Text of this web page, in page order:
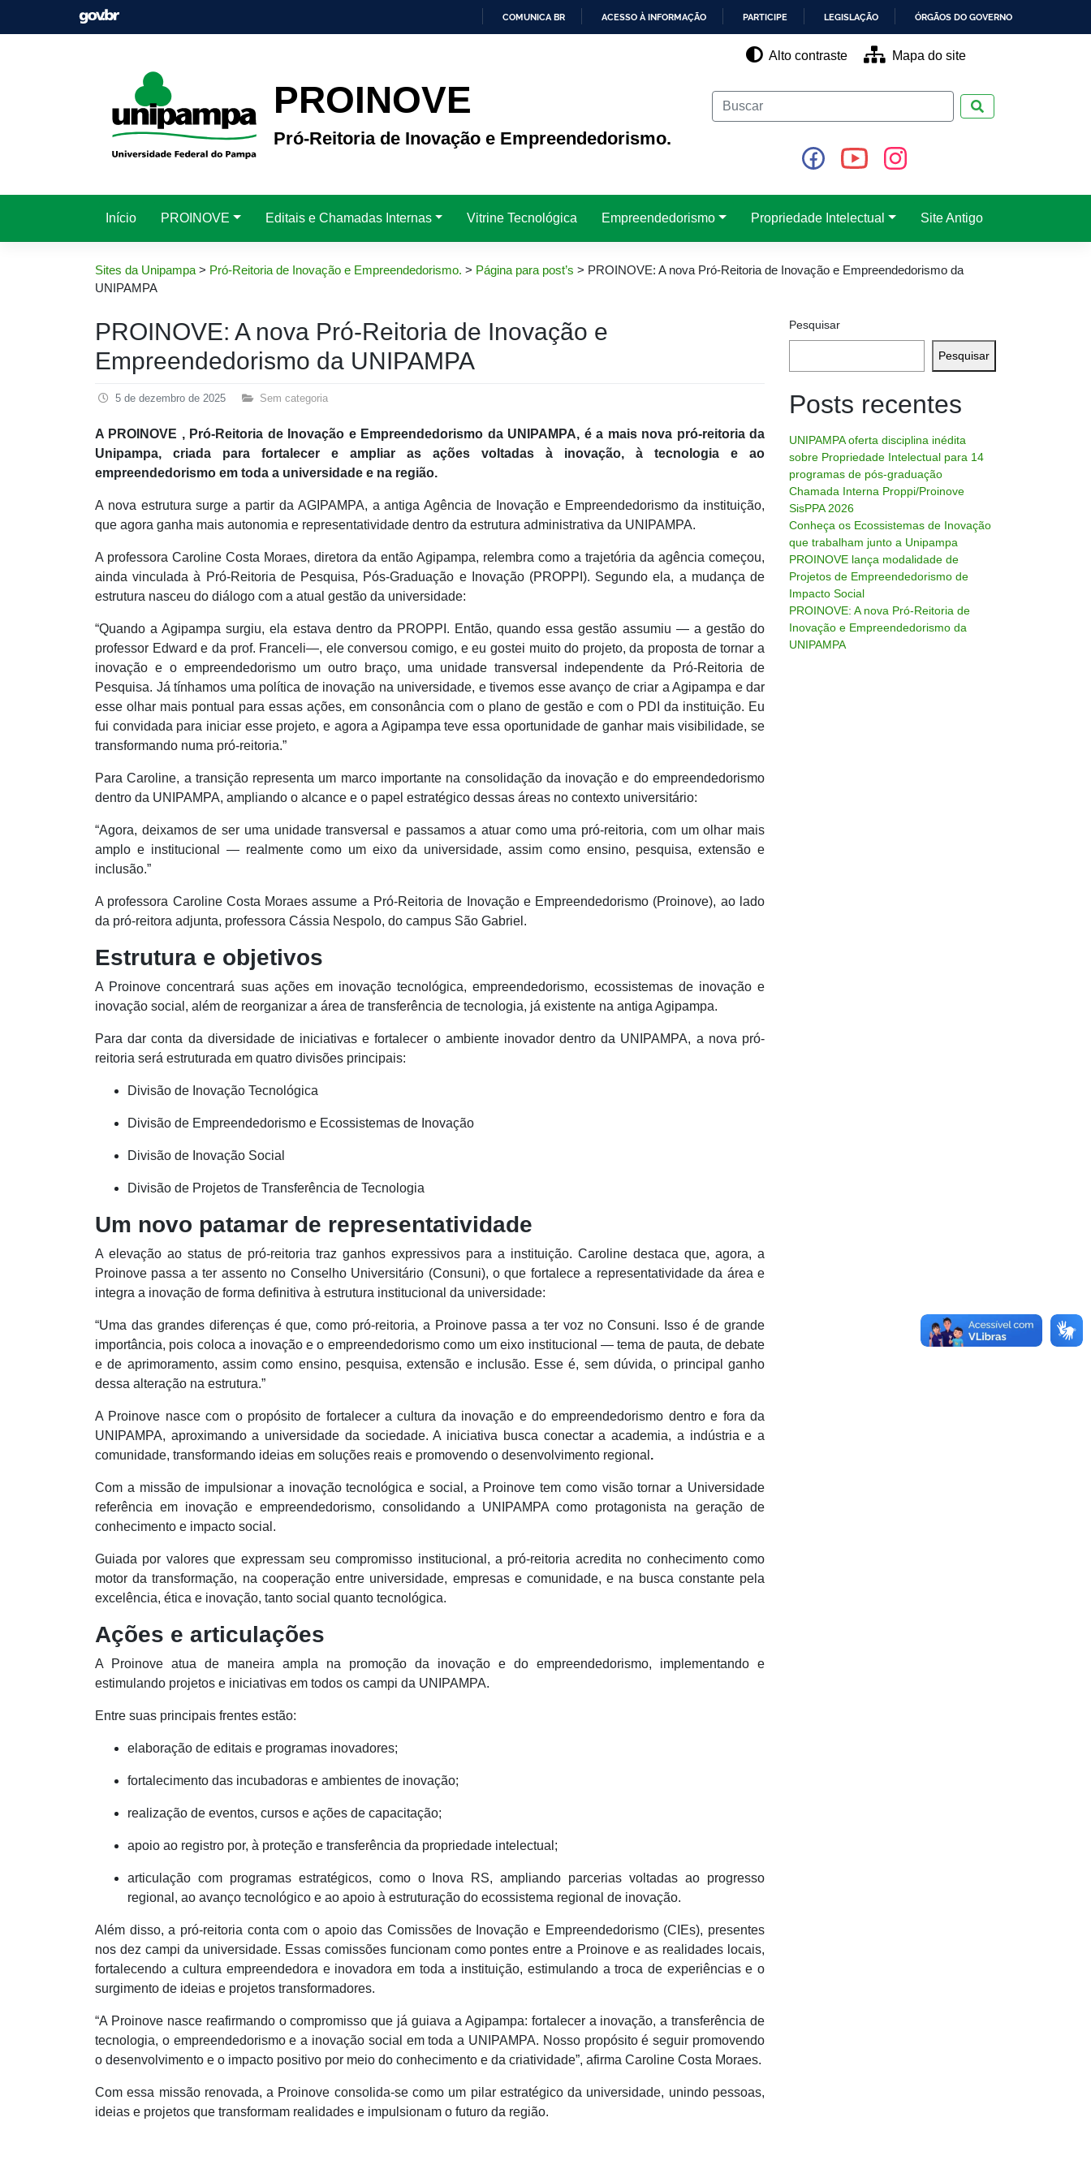
COMUNICA BR ACESSO À INFORMAÇÃO PARTICIPE LEGISLAÇÃO ÓRGÃOS DO GOVERNO
PROINOVE
Pró-Reitoria de Inovação e Empreendedorismo.
Alto contraste Mapa do site
Início PROINOVE Editais e Chamadas Internas Vitrine Tecnológica Empreendedorismo Propriedade Intelectual Site Antigo
Sites da Unipampa> Pró-Reitoria de Inovação e Empreendedorismo. > Página para post’s > PROINOVE: A nova Pró-Reitoria de Inovação e Empreendedorismo da
UNIPAMPA
PROINOVE: A nova Pró-Reitoria de Inovação e
Empreendedorismo da UNIPAMPA
5 de dezembro de 2025 Sem categoria
A PROINOVE , Pró-Reitoria de Inovação e Empreendedorismo da UNIPAMPA, é a mais nova pró-reitoria da
Unipampa, criada para fortalecer e ampliar as ações voltadas à inovação, à tecnologia e ao
empreendedorismo em toda a universidade e na região.
A nova estrutura surge a partir da AGIPAMPA, a antiga Agência de Inovação e Empreendedorismo da instituição,
que agora ganha mais autonomia e representatividade dentro da estrutura administrativa da UNIPAMPA.
A professora Caroline Costa Moraes, diretora da então Agipampa, relembra como a trajetória da agência começou,
ainda vinculada à Pró-Reitoria de Pesquisa, Pós-Graduação e Inovação (PROPPI). Segundo ela, a mudança de
estrutura nasceu do diálogo com a atual gestão da universidade:
“Quando a Agipampa surgiu, ela estava dentro da PROPPI. Então, quando essa gestão assumiu — a gestão do
professor Edward e da prof. Franceli—, ele conversou comigo, e eu gostei muito do projeto, da proposta de tornar a
inovação e o empreendedorismo um outro braço, uma unidade transversal independente da Pró-Reitoria de
Pesquisa. Já tínhamos uma política de inovação na universidade, e tivemos esse avanço de criar a Agipampa e dar
esse olhar mais pontual para essas ações, em consonância com o plano de gestão e com o PDI da instituição. Eu
fui convidada para iniciar esse projeto, e agora a Agipampa teve essa oportunidade de ganhar mais visibilidade, se
transformando numa pró-reitoria.”
Para Caroline, a transição representa um marco importante na consolidação da inovação e do empreendedorismo
dentro da UNIPAMPA, ampliando o alcance e o papel estratégico dessas áreas no contexto universitário:
“Agora, deixamos de ser uma unidade transversal e passamos a atuar como uma pró-reitoria, com um olhar mais
amplo e institucional — realmente como um eixo da universidade, assim como ensino, pesquisa, extensão e
inclusão.”
A professora Caroline Costa Moraes assume a Pró-Reitoria de Inovação e Empreendedorismo (Proinove), ao lado
da pró-reitora adjunta, professora Cássia Nespolo, do campus São Gabriel.
Estrutura e objetivos
A Proinove concentrará suas ações em inovação tecnológica, empreendedorismo, ecossistemas de inovação e
inovação social, além de reorganizar a área de transferência de tecnologia, já existente na antiga Agipampa.
Para dar conta da diversidade de iniciativas e fortalecer o ambiente inovador dentro da UNIPAMPA, a nova pró-
reitoria será estruturada em quatro divisões principais:
Divisão de Inovação Tecnológica
Divisão de Empreendedorismo e Ecossistemas de Inovação
Divisão de Inovação Social
Divisão de Projetos de Transferência de Tecnologia
Um novo patamar de representatividade
A elevação ao status de pró-reitoria traz ganhos expressivos para a instituição. Caroline destaca que, agora, a
Proinove passa a ter assento no Conselho Universitário (Consuni), o que fortalece a representatividade da área e
integra a inovação de forma definitiva à estrutura institucional da universidade:
“Uma das grandes diferenças é que, como pró-reitoria, a Proinove passa a ter voz no Consuni. Isso é de grande
importância, pois coloca a inovação e o empreendedorismo como um eixo institucional — tema de pauta, de debate
e de aprimoramento, assim como ensino, pesquisa, extensão e inclusão. Esse é, sem dúvida, o principal ganho
dessa alteração na estrutura.”
A Proinove nasce com o propósito de fortalecer a cultura da inovação e do empreendedorismo dentro e fora da
UNIPAMPA, aproximando a universidade da sociedade. A iniciativa busca conectar a academia, a indústria e a
comunidade, transformando ideias em soluções reais e promovendo o desenvolvimento regional .
Com a missão de impulsionar a inovação tecnológica e social, a Proinove tem como visão tornar a Universidade
referência em inovação e empreendedorismo, consolidando a UNIPAMPA como protagonista na geração de
conhecimento e impacto social.
Guiada por valores que expressam seu compromisso institucional, a pró-reitoria acredita no conhecimento como
motor da transformação, na cooperação entre universidade, empresas e comunidade, e na busca constante pela
excelência, ética e inovação, tanto social quanto tecnológica.
Ações e articulações
A Proinove atua de maneira ampla na promoção da inovação e do empreendedorismo, implementando e
estimulando projetos e iniciativas em todos os campi da UNIPAMPA.
Entre suas principais frentes estão:
elaboração de editais e programas inovadores;
fortalecimento das incubadoras e ambientes de inovação;
realização de eventos, cursos e ações de capacitação;
apoio ao registro por, à proteção e transferência da propriedade intelectual;
articulação com programas estratégicos, como o Inova RS, ampliando parcerias voltadas ao progresso
regional, ao avanço tecnológico e ao apoio à estruturação do ecossistema regional de inovação.
Além disso, a pró-reitoria conta com o apoio das Comissões de Inovação e Empreendedorismo (CIEs), presentes
nos dez campi da universidade. Essas comissões funcionam como pontes entre a Proinove e as realidades locais,
fortalecendo a cultura empreendedora e inovadora em toda a instituição, estimulando a troca de experiências e o
surgimento de ideias e projetos transformadores.
“A Proinove nasce reafirmando o compromisso que já guiava a Agipampa: fortalecer a inovação, a transferência de
tecnologia, o empreendedorismo e a inovação social em toda a UNIPAMPA. Nosso propósito é seguir promovendo
o desenvolvimento e o impacto positivo por meio do conhecimento e da criatividade”, afirma Caroline Costa Moraes.
Com essa missão renovada, a Proinove consolida-se como um pilar estratégico da universidade, unindo pessoas,
ideias e projetos que transformam realidades e impulsionam o futuro da região.
Pesquisar
Pesquisar
Posts recentes
UNIPAMPA oferta disciplina inédita
sobre Propriedade Intelectual para 14
programas de pós-graduação
Chamada Interna Proppi/Proinove
SisPPA 2026
Conheça os Ecossistemas de Inovação
que trabalham junto a Unipampa
PROINOVE lança modalidade de
Projetos de Empreendedorismo de
Impacto Social
PROINOVE: A nova Pró-Reitoria de
Inovação e Empreendedorismo da
UNIPAMPA